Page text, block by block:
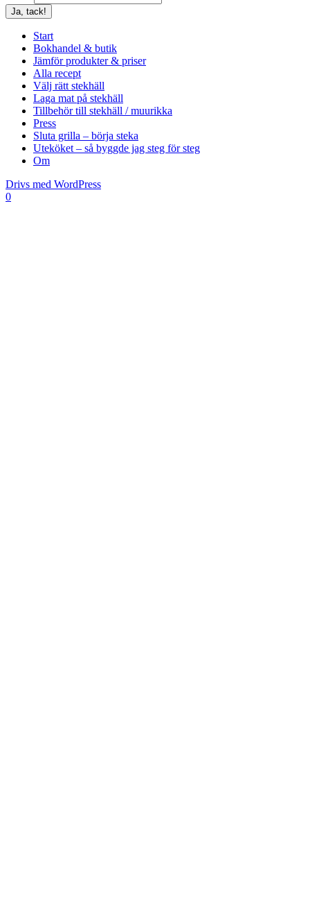
Start
Bokhandel & butik
Jämför produkter & priser
Alla recept
Välj rätt stekhäll
Laga mat på stekhäll
Tillbehör till stekhäll / muurikka
Press
Sluta grilla – börja steka
Uteköket – så byggde jag steg för steg
Om
Drivs med WordPress
0